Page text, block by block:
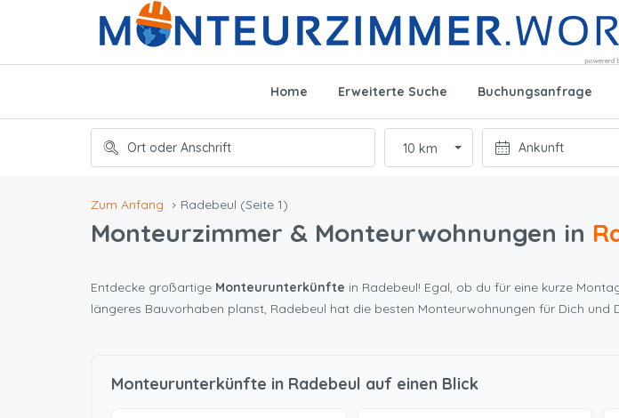
Home Erweiterte Suche Buchungsanfrage
10 km
Zum Anfang Radebeul (Seite 1)
Monteurzimmer & Monteurwohnungen in
Entdecke großartige Monteurunterkünfte in Radebeul! Egal, ob du für eine kurze
längeres Bauvorhaben planst, Radebeul hat die besten Monteurwohnungen für Dich und
Monteurunterkünfte in Radebeul auf einen Blick